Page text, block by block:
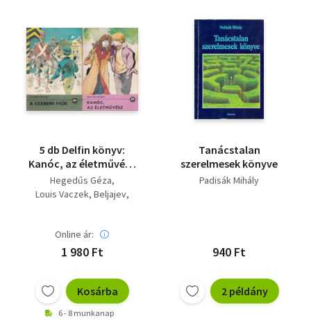
5 db Delfin könyv:
Kanóc, az életművész
+ A szebeni fiúk + A
repülő ember + A
Hegedűs Géza
Louis Vaczek Beljajev
Online ár:
1 980 Ft
Kosárba
6 - 8 munkanap
Tanácstalan
szerelmesek könyve
Padisák Mihály
940 Ft
2 példány